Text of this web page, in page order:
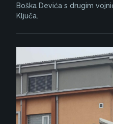
Boška Devića s drugim
Ključa.